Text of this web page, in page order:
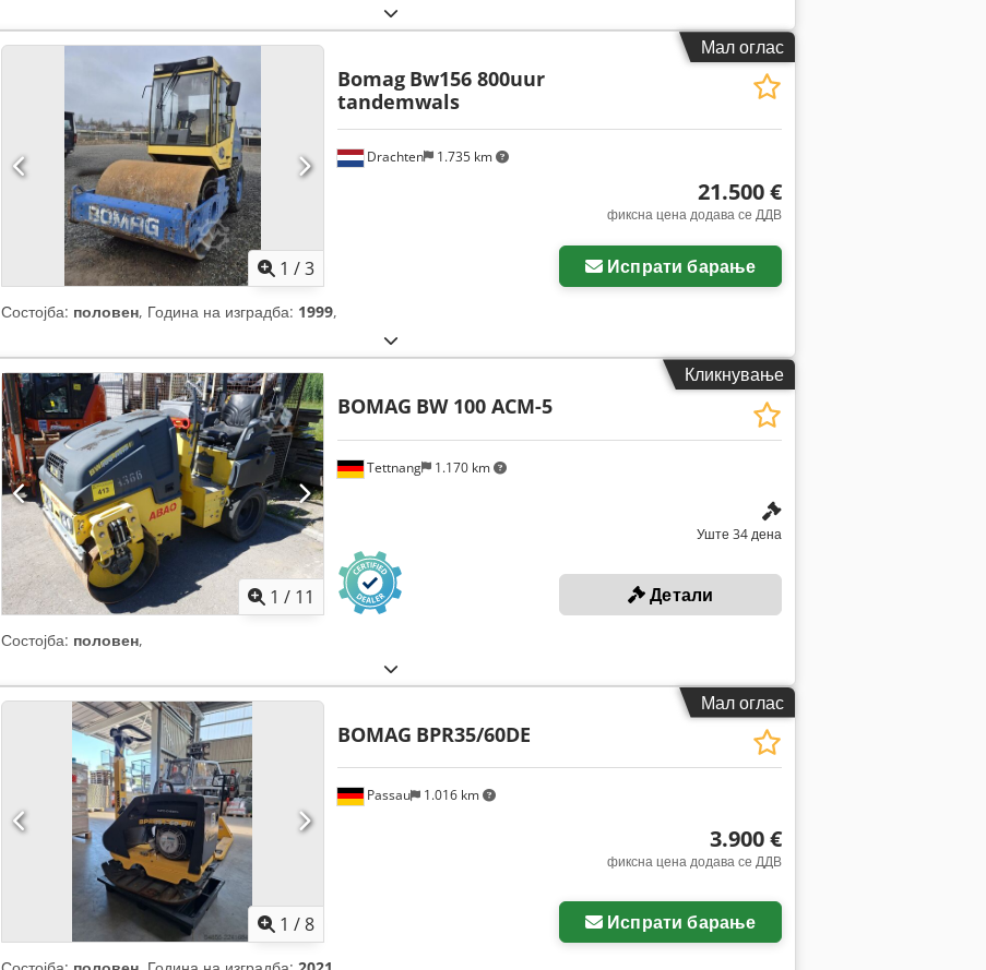
Мал оглас
1 /3
Drachten 1.735 km
Bomag Bw156 800uur
tandemwals
21.500 €
фиксна цена додава се ДДВ
Испрати барање
Состојба: половен, Година на изградба: 1999,
Кликнување
1 / 11
Tettnang 1.170 km
BOMAG BW 100 ACM-5
Уште 34 дена
Детали
Состојба: половен,
Мал оглас
1 /8
Passau 1.016 km
BOMAG BPR35/60DE
3.900 €
фиксна цена додава се ДДВ
Испрати барање